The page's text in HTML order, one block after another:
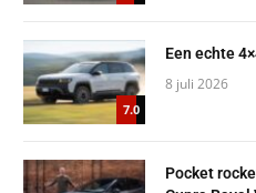
7.0
Een echte
8 juli 2026
Pocket